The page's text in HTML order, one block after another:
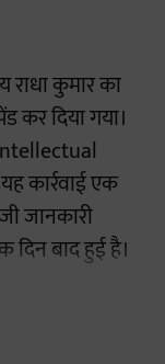
कुमार का
कर दिया गया।
कार्रवाई एक
जानकारी
बाद हुई है।